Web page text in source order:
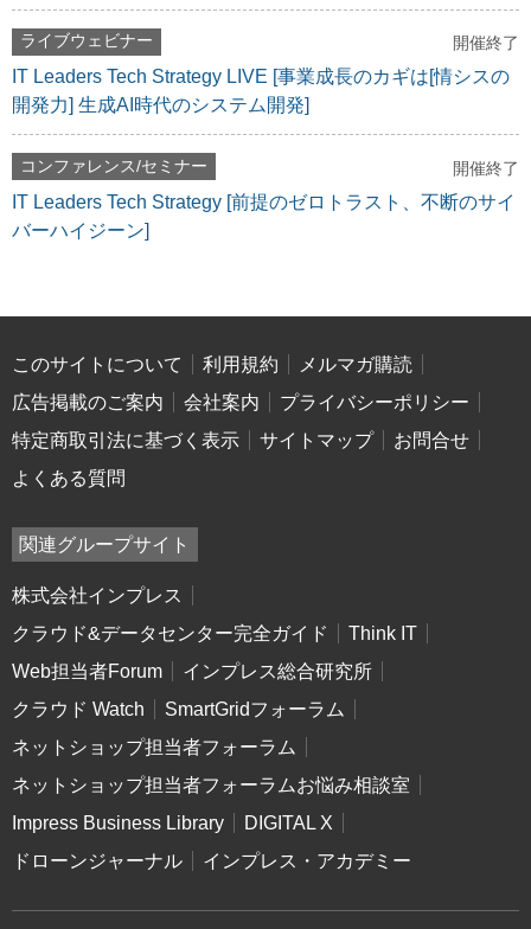
ライブウェビナー 開催終了
IT Leaders Tech Strategy LIVE [事業成長のカギは[情シスの
開発力] 生成AI時代のシステム開発]
コンファレンス/セミナー 開催終了
IT Leaders Tech Strategy [前提のゼロトラスト、不断のサイ
バーハイジーン]
このサイトについて 利用規約
メルマガ購読
広告掲載のご案内
会社案内
プライバシーポリシー
特定商取引法に基づく表示
サイトマップ
お問合せ
よくある質問
関連グループサイト
株式会社インプレス
クラウド&データセンター完全ガイド
Think IT
Web担当者Forum
インプレス総合研究所
クラウド Watch
SmartGridフォーラム
ネットショップ担当者フォーラム
ネットショップ担当者フォーラムお悩み相談室
Impress Business Library
DIGITAL X
ドローンジャーナル
インプレス・アカデミー